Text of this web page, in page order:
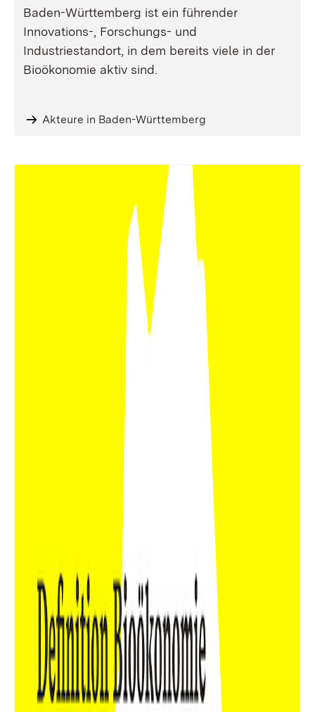
Baden-Württemberg ist ein führender
Innovations-, Forschungs- und
Industriestandort, in dem bereits viele in der
Bioökonomie aktiv sind.
Akteure in Baden-Württemberg